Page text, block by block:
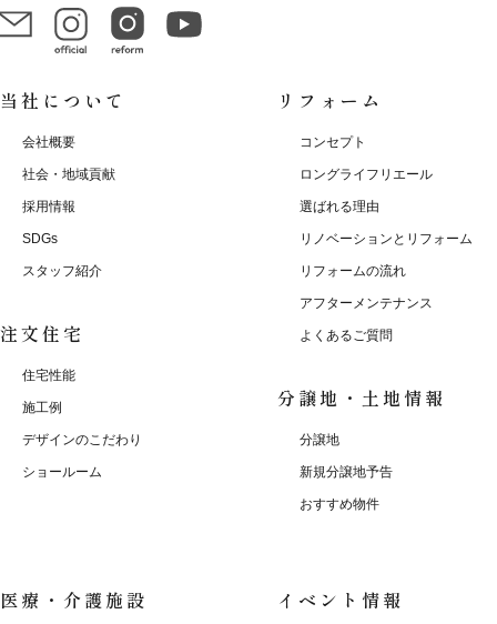
当社について
会社概要
社会・地域貢献
採用情報
SDGs
スタッフ紹介
注文住宅
住宅性能
施工例
デザインのこだわり
ショールーム
リフォーム
コンセプト
ロングライフリエール
選ばれる理由
リノベーションとリフォーム
リフォームの流れ
アフターメンテナンス
よくあるご質問
分譲地・土地情報
分譲地
新規分譲地予告
おすすめ物件
医療・介護施設 イベント情報